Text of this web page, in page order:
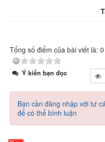
Tổng số điểm của bài viết là:
Ý kiến bạn đọc
Bạn cần đăng nhập với tư
để có thể bình luận